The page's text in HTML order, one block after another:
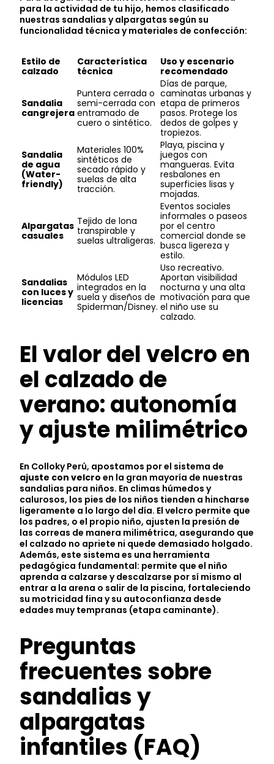
para la actividad de tu hijo, hemos clasificado
nuestras sandalias y alpargatas según su
funcionalidad técnica y materiales de confección:
Estilo de
calzado
Característica
técnica
Uso y escenario
recomendado
Sandalia
cangrejera
Puntera cerrada o
semi-cerrada con
entramado de
cuero o sintético.
Días de parque,
caminatas urbanas y
etapa de primeros
pasos. Protege los
dedos de golpes y
tropiezos.
Sandalia
de agua
(Water-
friendly)
Materiales 100%
sintéticos de
secado rápido y
suelas de alta
tracción.
Playa, piscina y
juegos con
mangueras. Evita
resbalones en
superficies lisas y
mojadas.
Alpargatas
casuales
Tejido de lona
transpirable y
suelas ultraligeras.
Eventos sociales
informales o paseos
por el centro
comercial donde se
busca ligereza y
estilo.
Sandalias
con luces y
licencias
Módulos LED
integrados en la
suela y diseños de
Spiderman/Disney.
Uso recreativo.
Aportan visibilidad
nocturna y una alta
motivación para que
el niño use su
calzado.
El valor del velcro en
el calzado de
verano: autonomía
y ajuste milimétrico
En Colloky Perú, apostamos por el sistema de
ajuste con velcro en la gran mayoría de nuestras
sandalias para niños. En climas húmedos y
calurosos, los pies de los niños tienden a hincharse
ligeramente a lo largo del día. El velcro permite que
los padres, o el propio niño, ajusten la presión de
las correas de manera milimétrica, asegurando que
el calzado no apriete ni quede demasiado holgado.
Además, este sistema es una herramienta
pedagógica fundamental: permite que el niño
aprenda a calzarse y descalzarse por sí mismo al
entrar a la arena o salir de la piscina, fortaleciendo
su motricidad fina y su autoconfianza desde
edades muy tempranas (etapa caminante).
Preguntas
frecuentes sobre
sandalias y
alpargatas
infantiles (FAQ)